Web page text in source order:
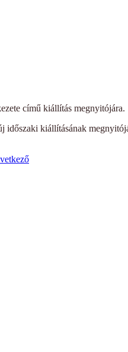
című kiállítás megnyitójára.
kiállításának